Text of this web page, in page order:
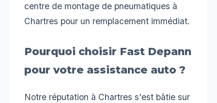
centre de montage de pneumatiques à
Chartres pour un remplacement immédiat.
Pourquoi choisir Fast Depann
pour votre assistance auto ?
Notre réputation à Chartres s'est bâtie sur